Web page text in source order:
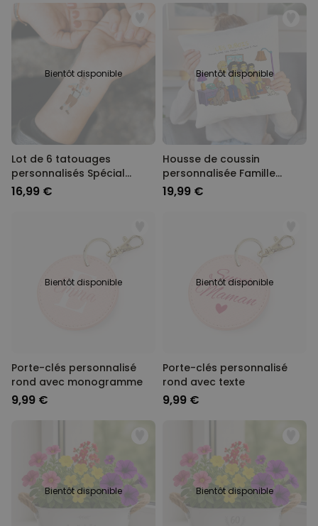
Bientôt disponible
Lot de 6 tatouages
personnalisés Spécial
Oktoberfest
16,99 €
Bientôt disponible
Housse de coussin
personnalisée Famille
Cartoon - Illustration
19,99 €
Bientôt disponible
Porte-clés personnalisé
rond avec monogramme
9,99 €
Bientôt disponible
Porte-clés personnalisé
rond avec texte
9,99 €
Bientôt disponible Bientôt disponible